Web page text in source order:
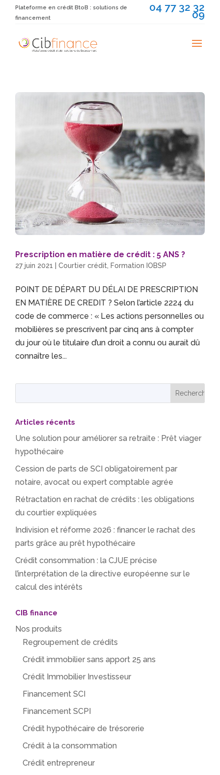
Plateforme en crédit BtoB : solutions de
financement
04 77 32 32
09
Prescription en matière de crédit : 5 ANS ?
27 juin 2021 |Courtier crédit Formation IOBSP
POINT DE DÉPART DU DÉLAI DE PRESCRIPTION
EN MATIÈRE DE CREDIT ? Selon l’article 2224 du
code de commerce : « Les actions personnelles ou
mobilières se prescrivent par cinq ans à compter
du jour où le titulaire d’un droit a connu ou aurait dû
connaître les...
Articles récents
Une solution pour améliorer sa retraite : Prêt viager
hypothécaire
Cession de parts de SCI obligatoirement par
notaire, avocat ou expert comptable agrée
Rétractation en rachat de crédits : les obligations
du courtier expliquées
Indivision et réforme 2026 : financer le rachat des
parts grâce au prêt hypothécaire
Crédit consommation : la CJUE précise
l’interprétation de la directive européenne sur le
calcul des intérêts
CIB finance
Nos produits
Regroupement de crédits
Crédit immobilier sans apport 25 ans
Crédit Immobilier Investisseur
Financement SCI
Financement SCPI
Crédit hypothécaire de trésorerie
Crédit à la consommation
Crédit entrepreneur